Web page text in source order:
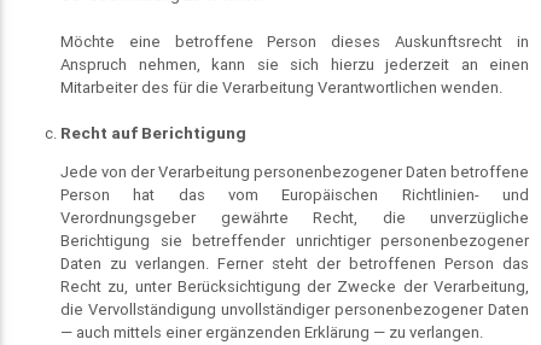
Möchte eine betroffene Person dieses Auskunftsrecht in
Anspruch nehmen, kann sie sich hierzu jederzeit an einen
Mitarbeiter des für die Verarbeitung Verantwortlichen wenden.
Recht auf Berichtigung
Jede von der Verarbeitung personenbezogener Daten betroffene
Person hat das vom Europäischen Richtlinien- und
Verordnungsgeber gewährte Recht, die unverzügliche
Berichtigung sie betreffender unrichtiger personenbezogener
Daten zu verlangen. Ferner steht der betroffenen Person das
Recht zu, unter Berücksichtigung der Zwecke der Verarbeitung,
die Vervollständigung unvollständiger personenbezogener Daten
— auch mittels einer ergänzenden Erklärung — zu verlangen.